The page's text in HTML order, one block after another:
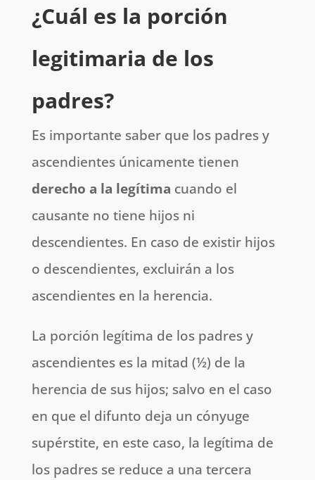
¿Cuál es la porción
legitimaria de los
padres?
Es importante saber que los padres y
ascendientes únicamente tienen
derecho a la legítima cuando el
causante no tiene hijos ni
descendientes. En caso de existir hijos
o descendientes, excluirán a los
ascendientes en la herencia.
La porción legítima de los padres y
ascendientes es la mitad (½) de la
herencia de sus hijos; salvo en el caso
en que el difunto deja un cónyuge
supérstite, en este caso, la legítima de
los padres se reduce a una tercera